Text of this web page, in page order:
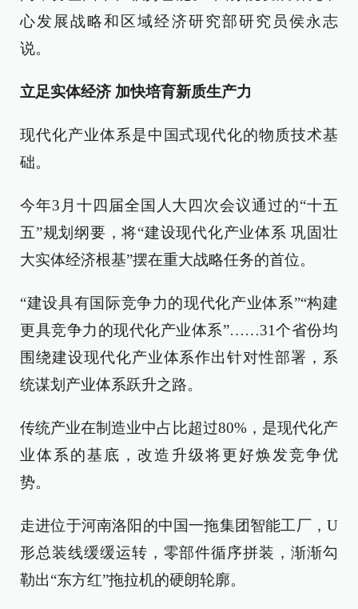
心发展战略和区域经济研究部研究员侯永志
说。
立足实体经济 加快培育新质生产力
现代化产业体系是中国式现代化的物质技术基
础。
今年3月十四届全国人大四次会议通过的“十五
五”规划纲要，将“建设现代化产业体系 巩固壮
大实体经济根基”摆在重大战略任务的首位。
“建设具有国际竞争力的现代化产业体系”“构建
更具竞争力的现代化产业体系”……31个省份均
围绕建设现代化产业体系作出针对性部署，系
统谋划产业体系跃升之路。
传统产业在制造业中占比超过80%，是现代化产
业体系的基底，改造升级将更好焕发竞争优
势。
走进位于河南洛阳的中国一拖集团智能工厂，U
形总装线缓缓运转，零部件循序拼装，渐渐勾
勒出“东方红”拖拉机的硬朗轮廓。